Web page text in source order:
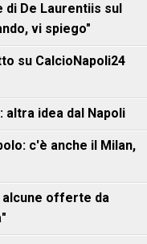
di De Laurentiis sul
vi spiego"
su CalcioNapoli24
altra idea dal Napoli
c'è anche il Milan,
alcune offerte da